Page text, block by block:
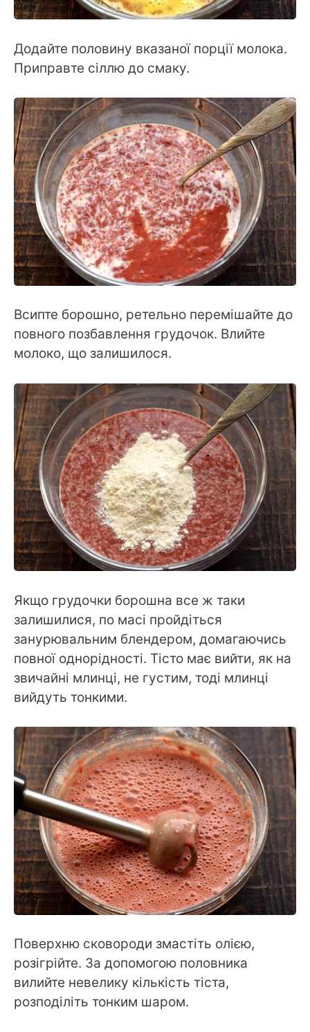
Додайте половину вказаної порції молока.
Приправте сіллю до смаку.
Всипте борошно, ретельно перемішайте до
повного позбавлення грудочок. Влийте
молоко, що залишилося.
Якщо грудочки борошна все ж таки
залишилися, по масі пройдіться
занурювальним блендером, домагаючись
повної однорідності. Тісто має вийти, як на
звичайні млинці, не густим, тоді млинці
вийдуть тонкими.
Поверхню сковороди змастіть олією,
розігрійте. За допомогою половника
вилийте невелику кількість тіста,
розподіліть тонким шаром.